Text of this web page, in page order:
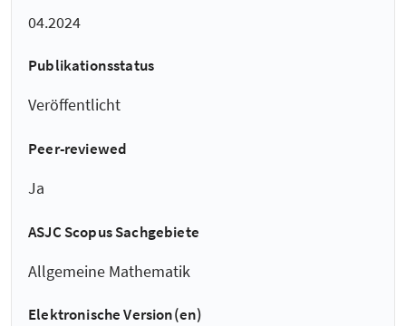
04.2024
Publikationsstatus
Veröffentlicht
Peer-reviewed
Ja
ASJC Scopus Sachgebiete
Allgemeine Mathematik
Elektronische Version(en)